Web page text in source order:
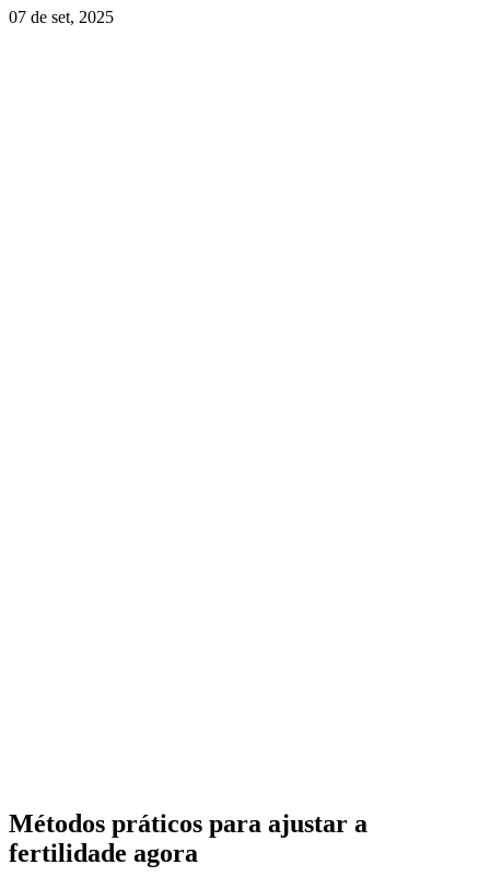
07 de set, 2025
Métodos práticos para ajustar a
fertilidade agora